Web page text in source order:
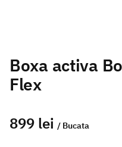
Boxa activa
Flex
899 lei / Bucata